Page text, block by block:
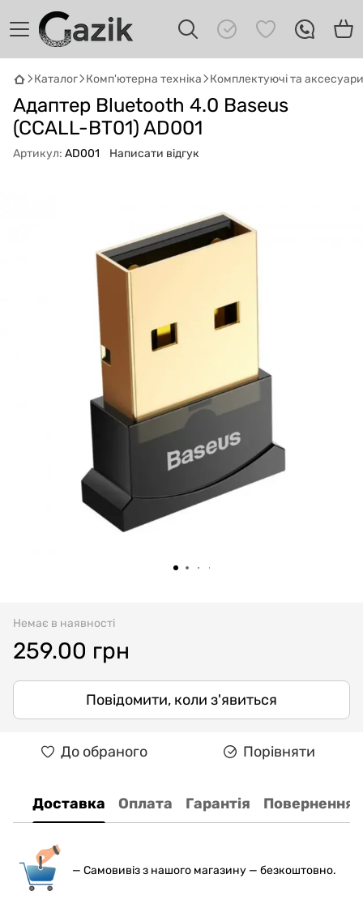
Каталог Комп'ютерна техніка Комплектуючі та аксесуари
Адаптер Bluetooth 4.0 Baseus
(CCALL-BT01) AD001
Артикул: AD001 Написати відгук
Немає в наявності
259.00 грн
Повідомити, коли з'явиться
До обраного Порівняти
Доставка Оплата Гарантія Повернення
— Самовивіз з нашого магазину — безкоштовно.
Онлайн · пошук техніки
Привіт! 👋 Я Gazik AI — допоможу
підібрати вживану комп'ютерну техніку.